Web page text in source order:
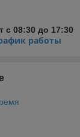
с 08:30 до 17:30
работы